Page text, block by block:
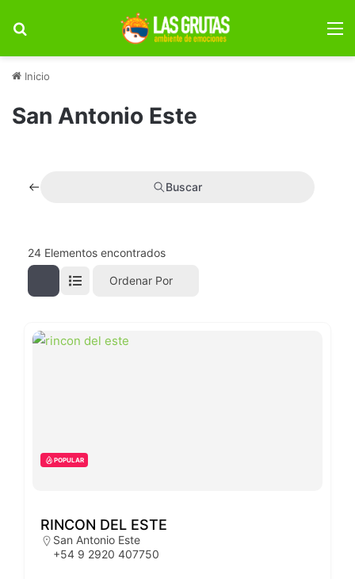
Inicio
San Antonio Este
Buscar
24 Elementos encontrados
Ordenar Por
POPULAR
RINCON DEL ESTE
San Antonio Este
+54 9 2920 407750